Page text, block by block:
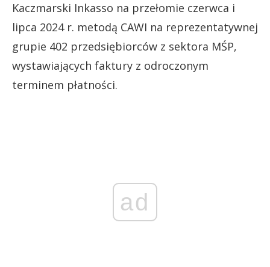
Kaczmarski Inkasso na przełomie czerwca i
lipca 2024 r. metodą CAWI na reprezentatywnej
grupie 402 przedsiębiorców z sektora MŚP,
wystawiających faktury z odroczonym
terminem płatności.
ad